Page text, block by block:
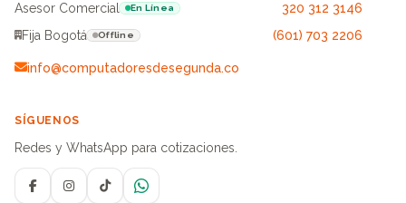
Asesor Comercial
En Línea
320 312 3146
Fija Bogotá
Offline (601) 703 2206
info@computadoresdesegunda.co
SÍGUENOS
Redes y WhatsApp para cotizaciones.
FacebookInstagramTikTokWhatsApp